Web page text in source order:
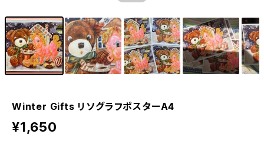
Winter Gifts リソグラフポスターA4
¥1,650